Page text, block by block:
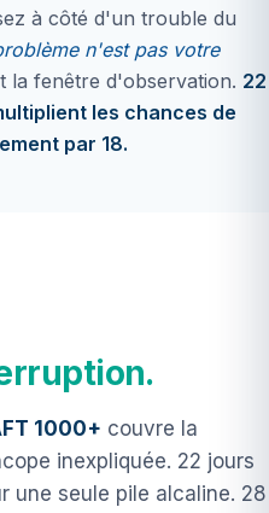
à côté d'un trouble du
n'est pas votre
la fenêtre d'observation. 22
les chances de
par 18.
1000+ couvre la
inexpliquée. 22 jours
une seule pile alcaline. 28